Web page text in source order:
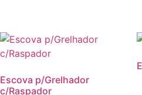
Escova p/Grelhador
c/Raspador